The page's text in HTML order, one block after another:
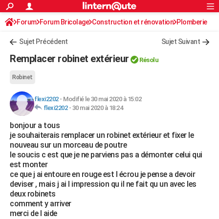
ACTUALITÉS
Politique
Société
Faits Divers
Education
Monde
Villes
+
AUTO
Essais
Réserver un essai
Citadines
Berlines
SUV
Forum auto
+HIGH-TECH
Mobiles
Meilleur smartphone
Internet
Ordinateurs
Jeux vidéo
Guide high-tech
+BRICOLAGE
Forum
Aménagement intérieur
Extérieur
Cuisine
Salle de bains
Jardinage
Rangement
WEEK-END
Guides de France
Escapades
Patrimoine
Expositions
Musées
Week-end nature
+LIFESTYLE
Art de vivre
Bien-être
Loisirs
Mode
Modes de vie
SANTE
Alimentation
Guide de la santé
Maladies
Médicaments
Sommeil
VOYAGE
Rechercher
S'inscrire
Connexion
Forum Forum Bricolage Construction et rénovation Plomberie
Sujet Précédent Sujet Suivant
Remplacer robinet extérieur Résolu
Robinet
flexi2202- Modifié le 30 mai 2020 à 15:02
flexi2202- 30 mai 2020 à 18:24
bonjour a tous
je souhaiterais remplacer un robinet extérieur et fixer le
nouveau sur un morceau de poutre
le soucis c est que je ne parviens pas a démonter celui qui
est monter
ce que j ai entoure en rouge est l écrou je pense a devoir
deviser , mais j ai l impression qu il ne fait qu un avec les
deux robinets
comment y arriver
merci de l aide